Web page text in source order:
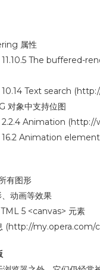
属性
The buffered-
Text search
对象中支持位图
Animation (http://
Animation
有图形
动画等效果
5 <canvas> 元素
(http://